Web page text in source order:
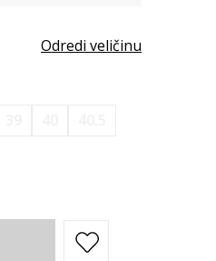
Odredi veličinu